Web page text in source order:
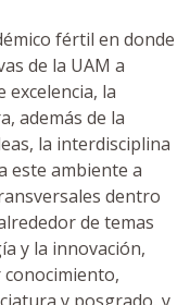
fértil en donde
de la UAM a
excelencia, la
además de la
la interdisciplina
este ambiente a
dentro
de temas
y la innovación,